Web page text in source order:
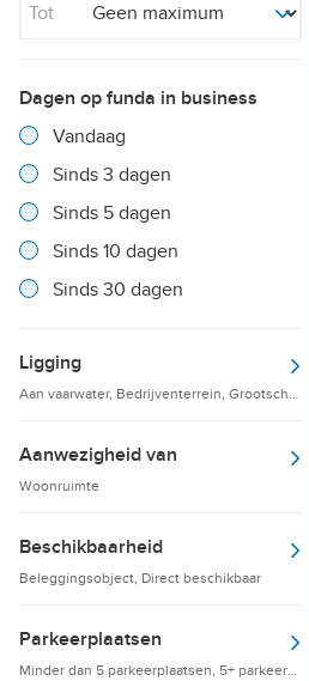
Tot
Dagen op funda in business
Filter verwijderen
Vandaag
Sinds 3 dagen
Sinds 5 dagen
Sinds 10 dagen
Sinds 30 dagen
Ligging
Aan vaarwater, Bedrijventerrein,
Aanwezigheid van
Woonruimte
Beschikbaarheid
Beleggingsobject, Direct beschikbaar
Parkeerplaatsen
Minder dan 5 parkeerplaatsen, 5+